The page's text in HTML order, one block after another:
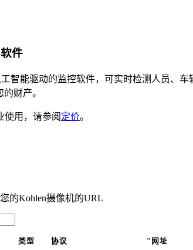
件
智能驱动的监控软件，可实时检测人员、
财产。
使用，请参阅 定价。
的Kohlen摄像机的URL
类型 协议 "网址